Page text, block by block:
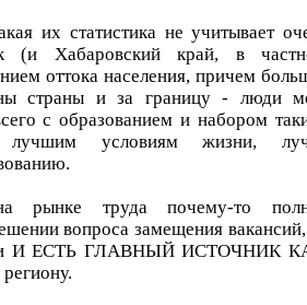
их статистика не учитывает
(и Хабаровский край, в
оттока населения, причем
страны и за границу - люди
с образованием и набором
лучшим условиям жизни,
рынке труда почему-то
вопроса замещения
И ЕСТЬ ГЛАВНЫЙ ИСТОЧНИК